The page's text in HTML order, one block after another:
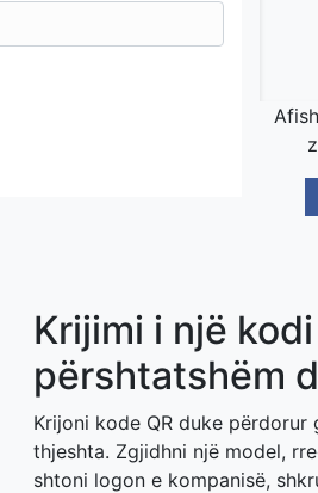
Krijimi i një
përshtatshëm
Krijoni kode QR duke
thjeshta. Zgjidhni një model,
shtoni logon e kompanisë,